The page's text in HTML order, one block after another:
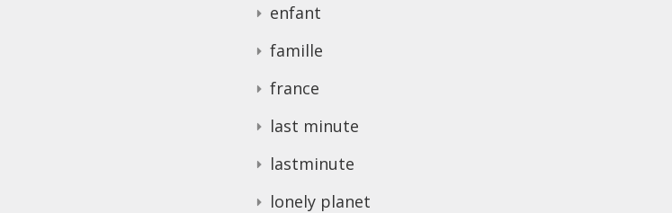
enfant
famille
france
last minute
lastminute
lonely planet